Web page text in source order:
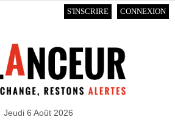
S'INSCRIRE CONNEXION
Jeudi 6 Août 2026